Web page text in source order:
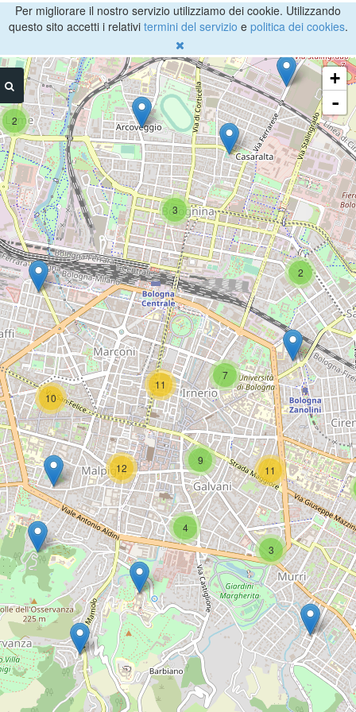
Per migliorare il nostro servizio utilizziamo dei cookie. Utilizzando
questo sito accetti i relativi termini del servizio e politica dei cookies.
2
3
10
2
3
4
11
7
9
12
11
+
-